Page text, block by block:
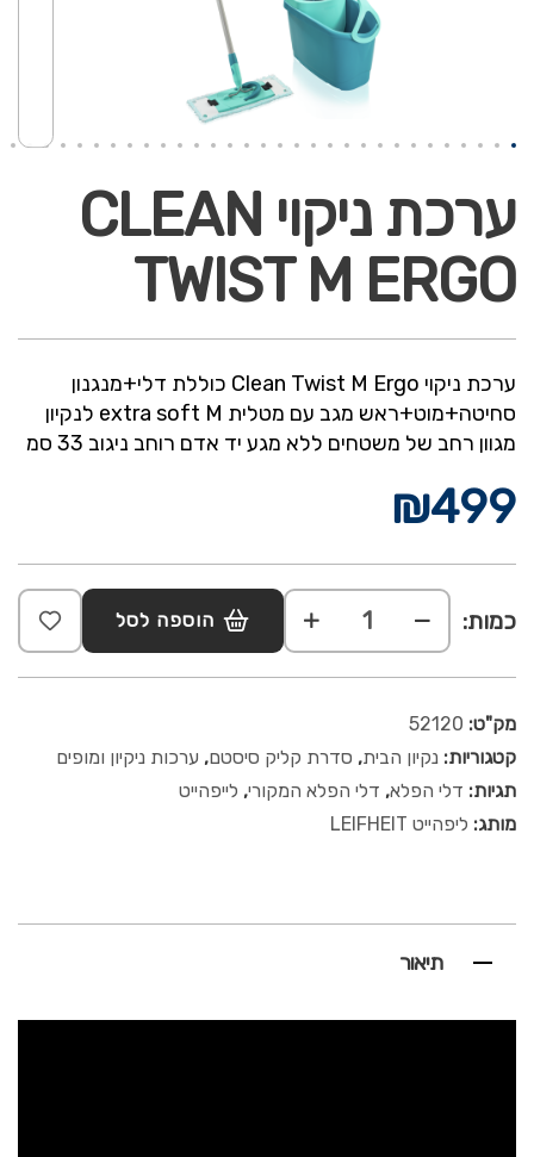
ערכת ניקוי CLEAN
TWIST M ERGO
ערכת ניקוי Clean Twist M Ergo כוללת דלי+מנגנון
סחיטה+מוט+ראש מגב עם מטלית extra soft M לנקיון
מגוון רחב של משטחים ללא מגע יד אדם רוחב ניגוב 33 סמ
₪499
כמות: הוספה לסל
מק"ט: 52120
קטגוריות: נקיון הבית, סדרת קליק סיסטם, ערכות ניקיון ומופים
תגיות: דלי הפלא, דלי הפלא המקורי, לייפהייט
מותג: ליפהייט LEIFHEIT
תיאור